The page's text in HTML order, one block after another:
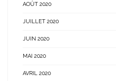
AOÛT 2020
JUILLET 2020
JUIN 2020
MAI 2020
AVRIL 2020